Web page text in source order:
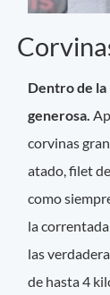
Dentro de la
generosa.
corvinas
atado, filet
como
la
las
de hasta 4